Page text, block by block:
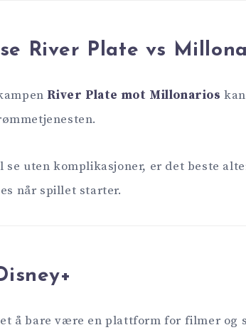
River Plate vs
River Plate mot Millonarios
se uten komplikasjoner, er det beste
når spillet starter.
å bare være en plattform for filmer og